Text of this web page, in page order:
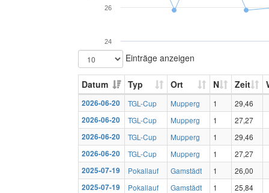
24
26
Einträge anzeigen
Datum Typ Ort N Zeit
2026-06-20 TGL-Cup Mupperg 1
29,46
2026-06-20
TGL-Cup Mupperg 1
27,27
2026-06-20
TGL-Cup Mupperg 1
29,46
2026-06-20
TGL-Cup Mupperg 1
27,27
2025-07-19
Pokallauf Gamstädt 1
26,00
2025-07-19
Pokallauf Gamstädt 1
25,84